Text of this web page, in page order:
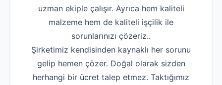
uzman ekiple çalışır. Ayrıca hem kaliteli
malzeme hem de kaliteli işçilik ile
sorunlarınızı çözeriz..
Şirketimiz kendisinden kaynaklı her sorunu
gelip hemen çözer. Doğal olarak sizden
herhangi bir ücret talep etmez. Taktığımız